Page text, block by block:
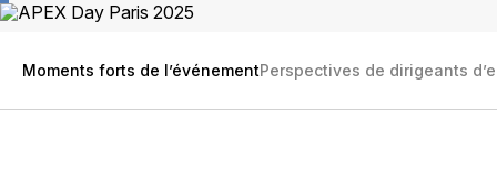
Moments forts de l’événementPerspectives de dirigeants